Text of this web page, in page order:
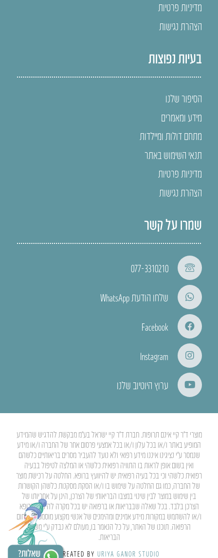
מדיניות פרטיות
הצהרת נגישות
בעיות נפוצות
הסיפור שלנו
מידע ומאמרים
מתחם דולות ומיילדות
תנאי השימוש באתר
מדיניות פרטיות
הצהרת נגישות
שמרו על קשר
077-3310210
שלחו הודעת WhatsApp
Facebook
Instagram
ערוץ היוטיוב שלנו
מוצרי ד”ר קיי אינם תרופות. חברת ד”ר קיי ישראל בע”מ מבקשת להדגיש שהמידע
המופיע באתר ו/או בכל עלון ו/או בכל אמצעי פרסום אחר של החברה ו/או מידע
שנמסר ע”י נציגינו איננו מידע רפואי ולא נועד להעביר מסרים בריאותיים כלשהם
ואין בשום אופן לראות בו התוויה רפואית כלשהי או המלצה לטיפול בבעיה
רפואית כלשהי וכי בכל בעיה רפואית יש להיוועץ ברופא. החלטה על רכישת מוצר
של החברה, כמו גם החלטה על שימוש בו ו/או הסקת מסקנות כלשהן הקושרות
בין שימוש במוצר לבין שינוי במצבו הבריאותי של הצרכן, הינן על אחריותו של
הצרכן בלבד. בכל שאלה שבבריאות או ברפואה יש בכל מקרה להיוועץ ברופא
ו/או להשתמש במקורות מידע אמינים ומהימנים של אנשי מקצוע מוסמכים בתחום
הרפואה. תוכנו של האתר, על כל הנאמר בו, מעולם לא נבדק ע”י משרד
הבריאות.
CREATED BY URIYA GANOR STUDIO